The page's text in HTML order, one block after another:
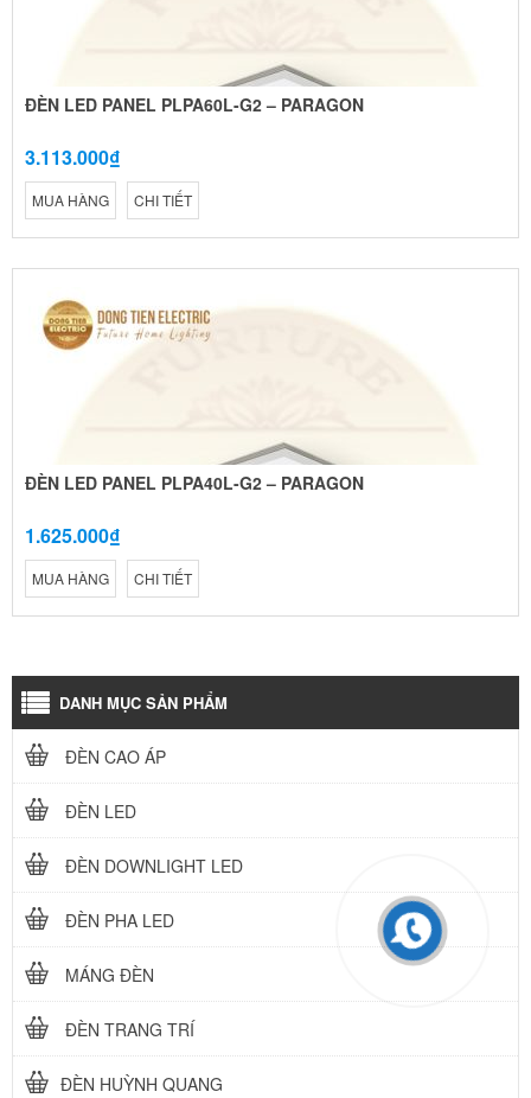
ĐÈN LED PANEL PLPA60L-G2 – PARAGON
3.113.000₫
MUA HÀNG CHI TIẾT
ĐÈN LED PANEL PLPA40L-G2 – PARAGON
1.625.000₫
MUA HÀNG CHI TIẾT
DANH MỤC SẢN PHẨM
ĐÈN CAO ÁP
ĐÈN LED
ĐÈN DOWNLIGHT LED
ĐÈN PHA LED
MÁNG ĐÈN
ĐÈN TRANG TRÍ
ĐÈN HUỲNH QUANG